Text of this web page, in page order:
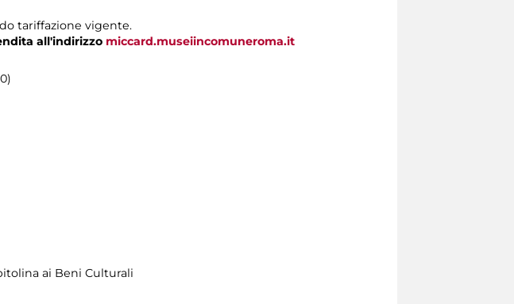
tariffazione vigente.
all'indirizzo miccard.museiincomuneroma.it
ai Beni Culturali